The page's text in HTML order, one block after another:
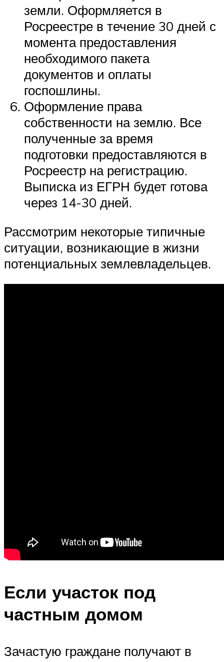
земли. Оформляется в
Росреестре в течение 30 дней с
момента предоставления
необходимого пакета
документов и оплаты
госпошлины.
Оформление права
собственности на землю. Все
полученные за время
подготовки предоставляются в
Росреестр на регистрацию.
Выписка из ЕГРН будет готова
через 14-30 дней.
Рассмотрим некоторые типичные
ситуации, возникающие в жизни
потенциальных землевладельцев.
Если участок под
частным домом
Зачастую граждане получают в